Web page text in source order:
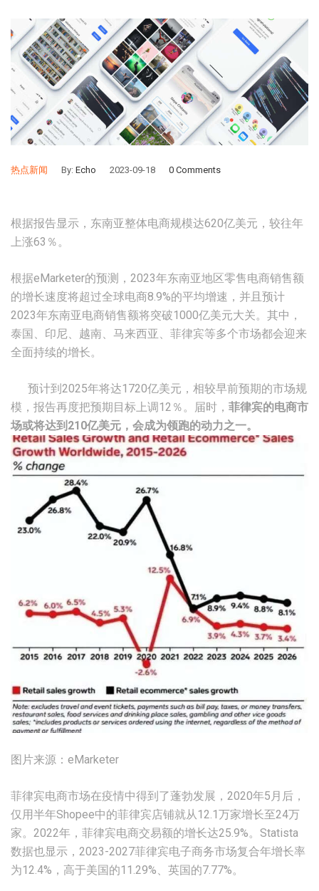
热点新闻 By: Echo 2023-09-18 0 Comments
根据报告显示，东南亚整体电商规模达620亿美元，较往年
上涨63％。
根据eMarketer的预测，2023年东南亚地区零售电商销售额
的增长速度将超过全球电商8.9%的平均增速，并且预计
2023年东南亚电商销售额将突破1000亿美元大关。其中，
泰国、印尼、越南、马来西亚、菲律宾等多个市场都会迎来
全面持续的增长。
预计到2025年将达1720亿美元，相较早前预期的市场规
模，报告再度把预期目标上调12％。届时， 菲律宾的电商市
场或将达到210亿美元，会成为领跑的动力之一。
图片来源：eMarketer
菲律宾电商市场在疫情中得到了蓬勃发展，2020年5月后，
仅用半年Shopee中的菲律宾店铺就从12.1万家增长至24万
家。2022年，菲律宾电商交易额的增长达25.9%。Statista
数据也显示，2023-2027菲律宾电子商务市场复合年增长率
为12.4%，高于美国的11.29%、英国的7.77%。